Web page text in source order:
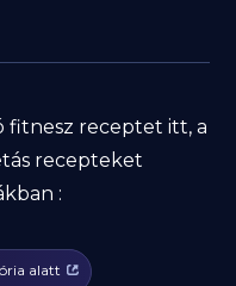
fitnesz receptet itt, a
recepteket
:
alatt